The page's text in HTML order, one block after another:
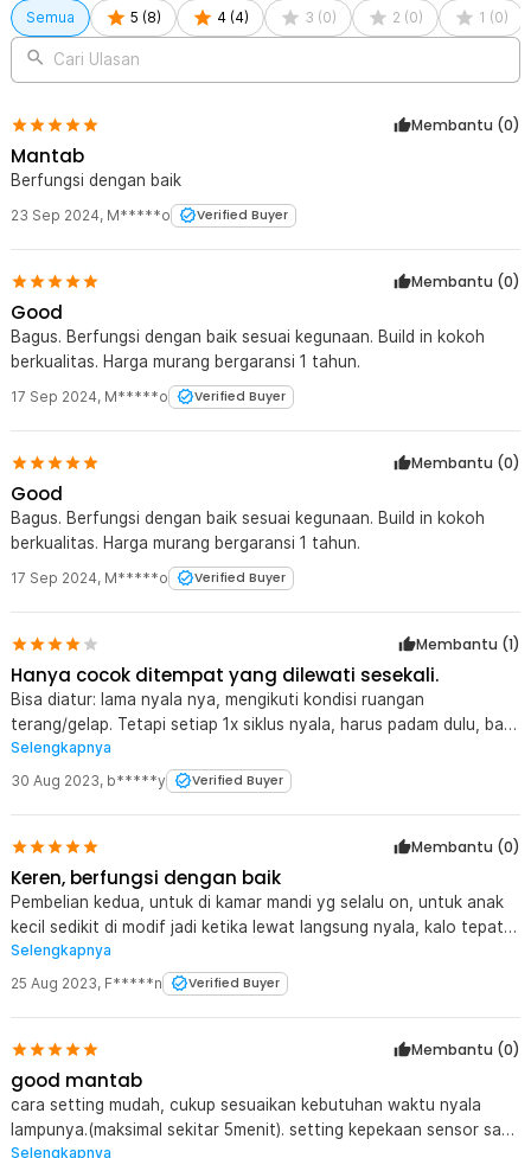
Semua 5 (8) 4 (4) 3 (0) 2 (0) 1 (0)
Cari Ulasan
Membantu (0)
Mantab
Berfungsi dengan baik
23 Sep 2024, M*****o Verified Buyer
Membantu (0)
Good
Bagus. Berfungsi dengan baik sesuai kegunaan. Build in kokoh
berkualitas. Harga murang bergaransi 1 tahun.
17 Sep 2024, M*****o Verified Buyer
Membantu (0)
Good
Bagus. Berfungsi dengan baik sesuai kegunaan. Build in kokoh
berkualitas. Harga murang bergaransi 1 tahun.
17 Sep 2024, M*****o Verified Buyer
Membantu (1)
Hanya cocok ditempat yang dilewati sesekali.
Bisa diatur: lama nyala nya, mengikuti kondisi ruangan
terang/gelap. Tetapi setiap 1x siklus nyala, harus padam dulu, baru
nyala lagi.
Selengkapnya
30 Aug 2023, b*****y Verified Buyer
Membantu (0)
Keren, berfungsi dengan baik
Pembelian kedua, untuk di kamar mandi yg selalu on, untuk anak
kecil sedikit di modif jadi ketika lewat langsung nyala, kalo tepat
diatas kepala malah ga kena sensor alhasil ga nyala, kalo aga
sedikit ke pinggir baru normal. Thanks Jaknot
Selengkapnya
25 Aug 2023, F*****n Verified Buyer
Membantu (0)
good mantab
cara setting mudah, cukup sesuaikan kebutuhan waktu nyala
lampunya.(maksimal sekitar 5menit). setting kepekaan sensor saat
Selengkapnya